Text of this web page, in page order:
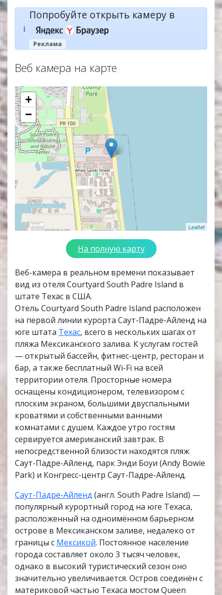
ℹ️
Попробуйте открыть камеру в
Реклама
Веб камера на карте
+
−
Leaflet
На полную карту
Веб-камера в реальном времени показывает
вид из отеля Courtyard South Padre Island в
штате Техас в США.
Отель Courtyard South Padre Island расположен
на первой линии курорта Саут-Падре-Айленд на
юге штата Техас, всего в нескольких шагах от
пляжа Мексиканского залива. К услугам гостей
— открытый бассейн, фитнес-центр, ресторан и
бар, а также бесплатный Wi-Fi на всей
территории отеля. Просторные номера
оснащены кондиционером, телевизором с
плоским экраном, большими двуспальными
кроватями и собственными ванными
комнатами с душем. Каждое утро гостям
сервируется американский завтрак. В
непосредственной близости находятся пляж
Саут-Падре-Айленд, парк Энди Боуи (Andy Bowie
Park) и Конгресс-центр Саут-Падре-Айленд.
Саут-Падре-Айленд (англ. South Padre Island) —
популярный курортный город на юге Техаса,
расположенный на одноимённом барьерном
острове в Мексиканском заливе, недалеко от
границы с Мексикой. Постоянное население
города составляет около 3 тысяч человек,
однако в высокий туристический сезон оно
значительно увеличивается. Остров соединён с
материковой частью Техаса мостом Queen